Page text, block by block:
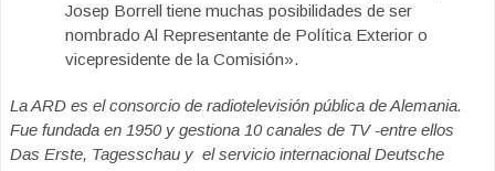
Josep Borrell tiene muchas posibilidades de ser
nombrado Al Representante de Política Exterior o
vicepresidente de la Comisión».
La ARD es el consorcio de radiotelevisión pública de Alemania.
Fue fundada en 1950 y gestiona 10 canales de TV -entre ellos
Das Erste, Tagesschau y el servicio internacional Deutsche